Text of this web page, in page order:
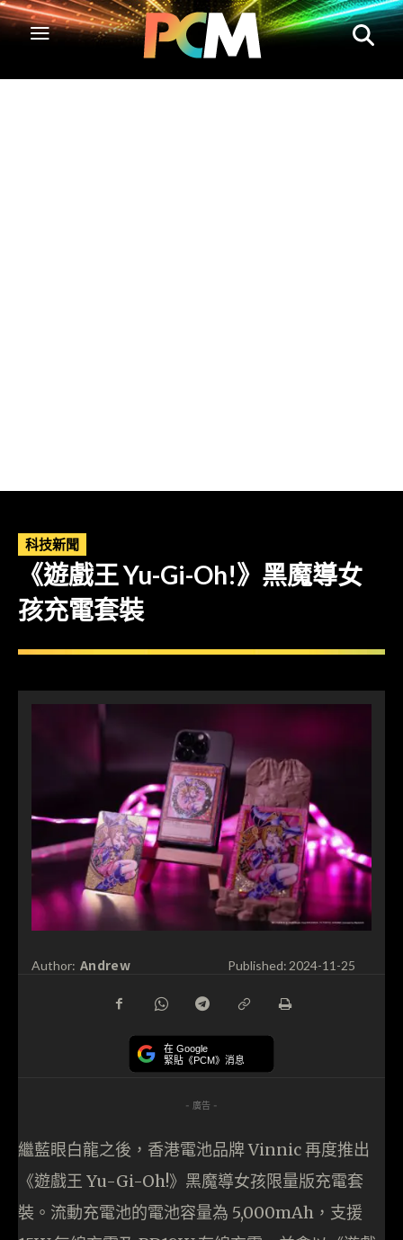
科技新聞
《遊戲王 Yu-Gi-Oh!》黑魔導女
孩充電套裝
Author: Andrew Published:2024-11-25
在 Google
緊貼《PCM》消息
- 廣告 -
繼藍眼白龍之後，香港電池品牌 Vinnic 再度推出
《遊戲王 Yu-Gi-Oh!》黑魔導女孩限量版充電套
裝。流動充電池的電池容量為 5,000mAh，支援